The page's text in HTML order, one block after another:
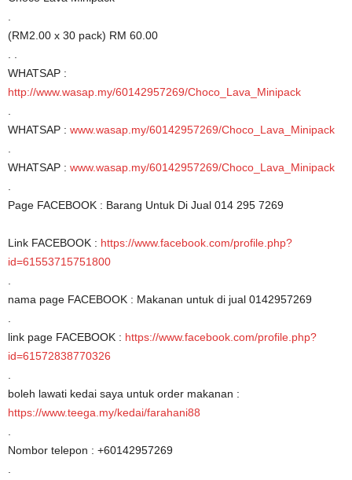
(RM2.00 x 30 pack) RM 60.00
WHATSAP :
http://www.wasap.my/60142957269/Choco_Lava_Minipack
WHATSAP : www.wasap.my/60142957269/Choco_Lava_Minipack
WHATSAP : www.wasap.my/60142957269/Choco_Lava_Minipack
Page FACEBOOK : Barang Untuk Di Jual 014 295 7269
Link FACEBOOK : https://www.facebook.com/profile.php?
id=61553715751800
nama page FACEBOOK : Makanan untuk di jual 0142957269
link page FACEBOOK : https://www.facebook.com/profile.php?
id=61572838770326
boleh lawati kedai saya untuk order makanan :
https://www.teega.my/kedai/farahani88
Nombor telepon : +60142957269